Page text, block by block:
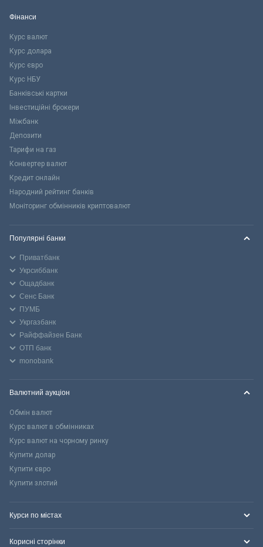
Фінанси
Курс валют
Курс долара
Курс євро
Курс НБУ
Банківські картки
Інвестиційні брокери
Міжбанк
Депозити
Тарифи на газ
Конвертер валют
Кредит онлайн
Народний рейтинг банків
Моніторинг обмінників криптовалют
Популярні банки
Приватбанк
Укрсиббанк
Ощадбанк
Сенс Банк
ПУМБ
Укргазбанк
Райффайзен Банк
ОТП банк
monobank
Валютний аукціон
Обмін валют
Курс валют в обмінниках
Курс валют на чорному ринку
Купити долар
Купити євро
Купити злотий
Курси по містах
Корисні сторінки